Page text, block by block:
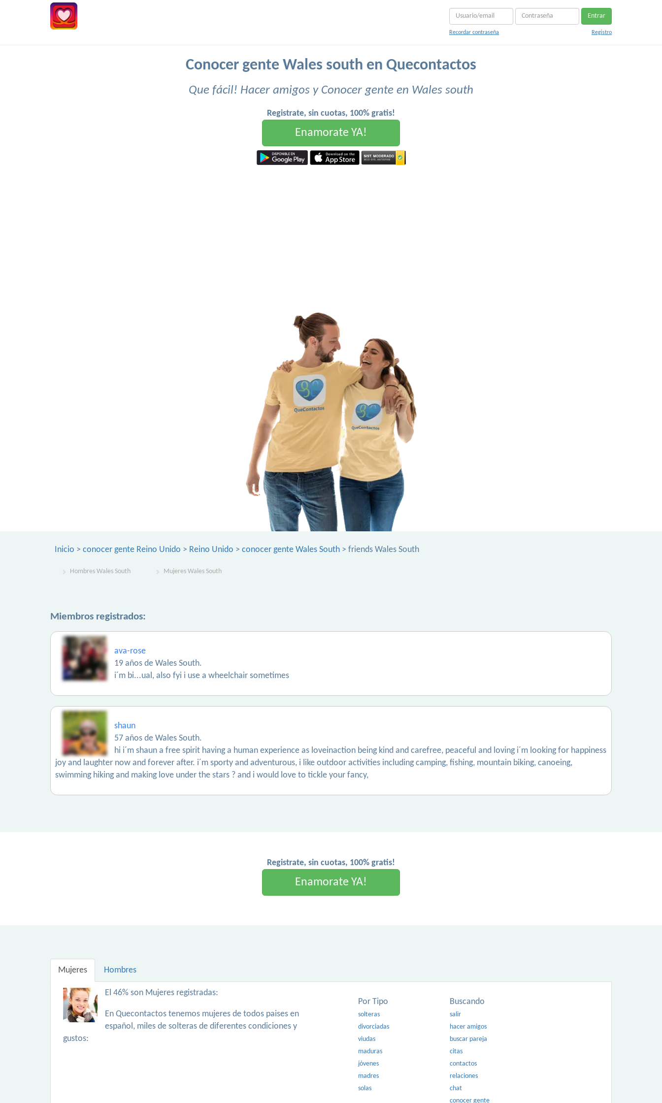
Entrar
Recordar contraseña Registro
Conocer gente Wales south en Quecontactos
Que fácil! Hacer amigos y Conocer gente en Wales south
Registrate, sin cuotas, 100% gratis!
Enamorate YA!
Inicio > conocer gente Reino Unido > Reino Unido > conocer gente Wales South > friends Wales South
Hombres Wales South Mujeres Wales South
Miembros registrados:
ava-rose
19 años de Wales South.
i´m bi...ual, also fyi i use a wheelchair sometimes
shaun
57 años de Wales South.
hi i´m shaun a free spirit having a human experience as loveinaction being kind and carefree, peaceful and loving i´m looking for happiness
joy and laughter now and forever after. i´m sporty and adventurous, i like outdoor activities including camping, fishing, mountain biking, canoeing,
swimming hiking and making love under the stars ? and i would love to tickle your fancy,
Registrate, sin cuotas, 100% gratis!
Enamorate YA!
Mujeres Hombres
El 46% son Mujeres registradas:
En Quecontactos tenemos mujeres de todos paises en
español, miles de solteras de diferentes condiciones y
gustos:
Por Tipo
solteras
divorciadas
viudas
maduras
jóvenes
madres
solas
Buscando
salir
hacer amigos
buscar pareja
citas
contactos
relaciones
chat
conocer gente